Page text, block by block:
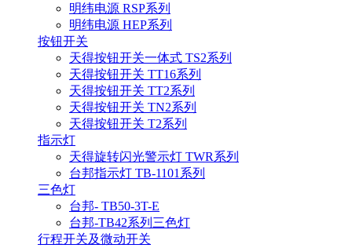
明纬电源 RSP系列
明纬电源 HEP系列
按钮开关
天得按钮开关一体式 TS2系列
天得按钮开关 TT16系列
天得按钮开关 TT2系列
天得按钮开关 TN2系列
天得按钮开关 T2系列
指示灯
天得旋转闪光警示灯 TWR系列
台邦指示灯 TB-1101系列
三色灯
台邦- TB50-3T-E
台邦-TB42系列三色灯
行程开关及微动开关